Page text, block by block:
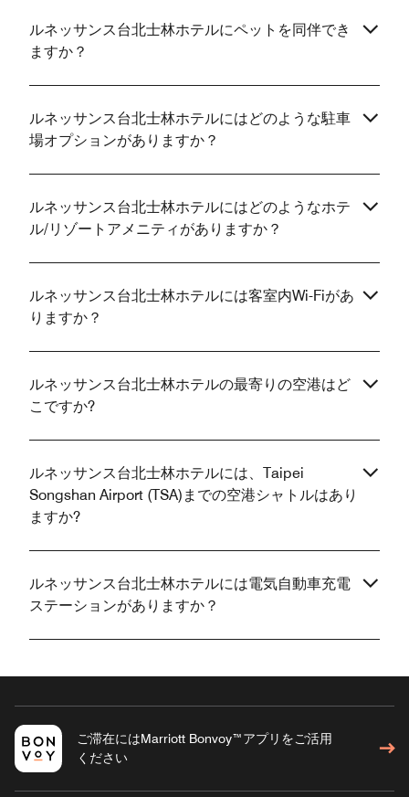
ルネッサンス台北士林ホテルにペットを同伴でき
ますか？
ルネッサンス台北士林ホテルにはどのような駐車
場オプションがありますか？
ルネッサンス台北士林ホテルにはどのようなホテ
ル/リゾートアメニティがありますか？
ルネッサンス台北士林ホテルには客室内Wi-Fiがあ
りますか？
ルネッサンス台北士林ホテルの最寄りの空港はど
こですか?
ルネッサンス台北士林ホテルには、Taipei
Songshan Airport (TSA)までの空港シャトルはあり
ますか?
ルネッサンス台北士林ホテルには電気自動車充電
ステーションがありますか？
ご滞在にはMarriott Bonvoy™アプリをご活用
ください